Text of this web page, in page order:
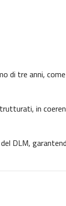
di tre anni,
in
DLM,